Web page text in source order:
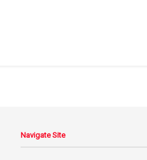
Navigate Site